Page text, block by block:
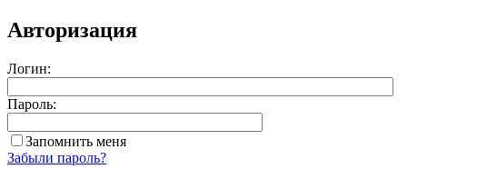
Авторизация
Логин:
Пароль:
Запомнить меня
Забыли пароль?